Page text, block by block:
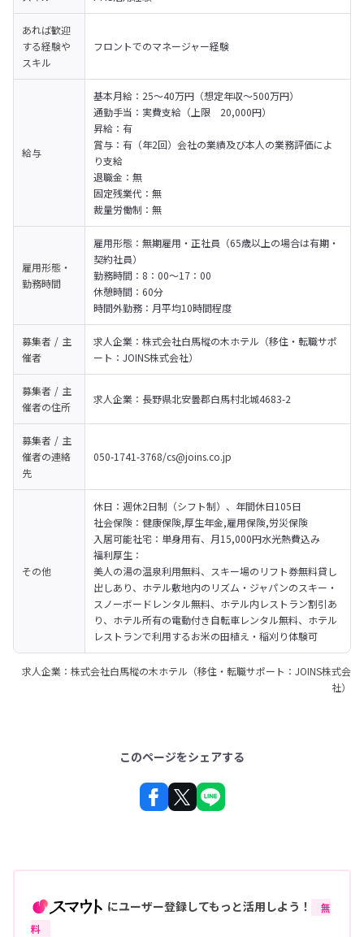
あれば歓迎
する経験や
スキル
フロントでのマネージャー経験
給与
基本月給：25〜40万円（想定年収〜500万円）
通勤手当：実費支給（上限　20,000円）
昇給：有
賞与：有（年2回）会社の業績及び本人の業務評価によ
り支給
退職金：無
固定残業代：無
裁量労働制：無
雇用形態・
勤務時間
雇用形態：無期雇用・正社員（65歳以上の場合は有期・
契約社員）
勤務時間：8：00～17：00
休憩時間：60分
時間外勤務：月平均10時間程度
募集者 / 主
催者
求人企業：株式会社白馬樅の木ホテル（移住・転職サポ
ート：JOINS株式会社）
募集者 / 主
催者の住所
求人企業：長野県北安曇郡白馬村北城4683-2
募集者 / 主
催者の連絡
先
050-1741-3768/cs@joins.co.jp
その他
休日：週休2日制（シフト制）、年間休日105日
社会保険：健康保険,厚生年金,雇用保険,労災保険
入居可能社宅：単身用有、月15,000円水光熱費込み
福利厚生：
美人の湯の温泉利用無料、スキー場のリフト券無料貸し
出しあり、ホテル敷地内のリズム・ジャパンのスキー・
スノーボードレンタル無料、ホテル内レストラン割引あ
り、ホテル所有の電動付き自転車レンタル無料、ホテル
レストランで利用するお米の田植え・稲刈り体験可
求人企業：株式会社白馬樅の木ホテル（移住・転職サポート：JOINS株式会
社）
このページをシェアする
にユーザー登録してもっと活用しよう！
無
料